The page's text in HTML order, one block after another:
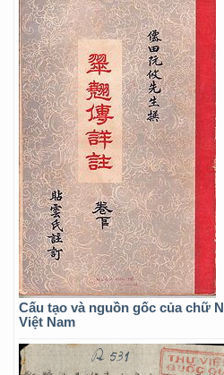
Cấu tạo và nguồn gốc của chữ
Việt Nam